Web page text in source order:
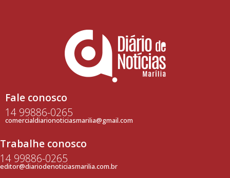
Fale conosco
14 99886-0265
comercialdiarionoticiasmarilia@gmail.com
Trabalhe conosco
14 99886-0265
editor@diariodenoticiasmarilia.com.br